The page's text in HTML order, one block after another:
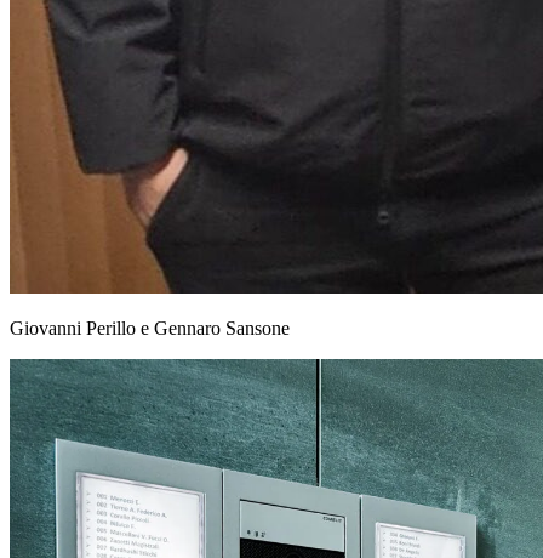
Giovanni Perillo e Gennaro Sansone